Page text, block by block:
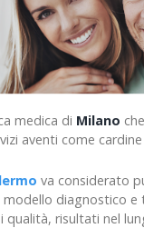
medica di Milano
aventi come
va considerato
diagnostico e
qualità, risultati nel